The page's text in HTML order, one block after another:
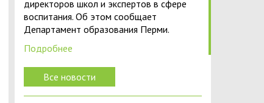
директоров школ и экспертов в сфере
воспитания. Об этом сообщает
Департамент образования Перми.
Подробнее
Все новости